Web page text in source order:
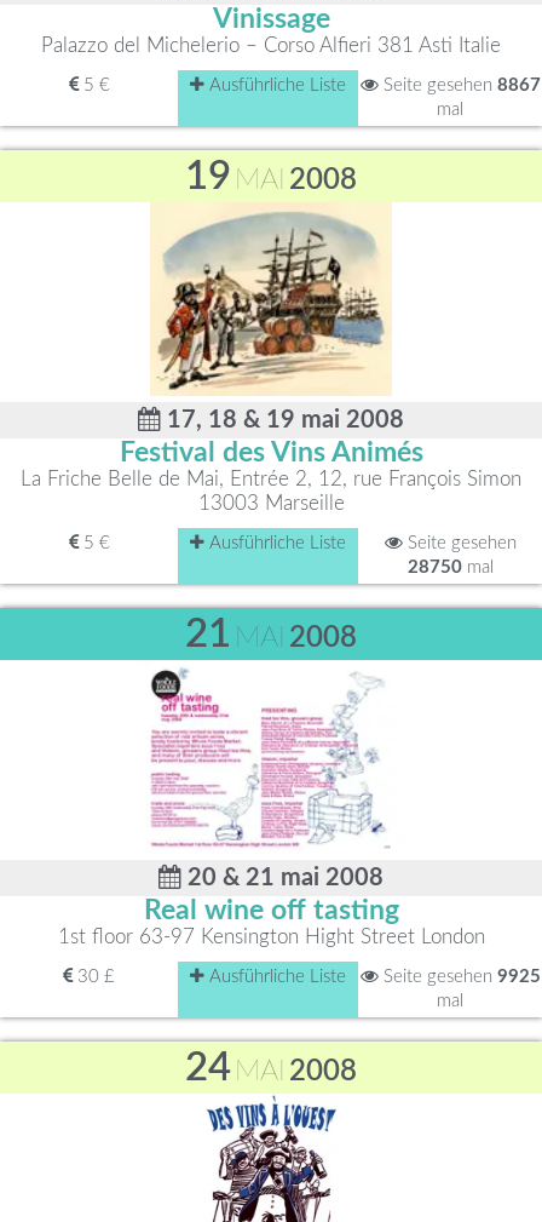
Vinissage
Palazzo del Michelerio – Corso Alfieri 381 Asti Italie
5 € Ausführliche Liste Seite gesehen 8867
mal
19 MAI 2008
17, 18 & 19 mai 2008
Festival des Vins Animés
La Friche Belle de Mai, Entrée 2, 12, rue François Simon
13003 Marseille
5 € Ausführliche Liste
Seite gesehen
28750mal
21 MAI 2008
20 & 21 mai 2008
Real wine off tasting
1st floor 63-97 Kensington Hight Street London
30 £ Ausführliche Liste Seite gesehen 9925
mal
24 MAI 2008